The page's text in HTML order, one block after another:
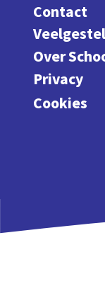
Contact
Over
Privacy
Cookies